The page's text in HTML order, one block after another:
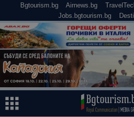
Bgtourism.bg Airnews.bg
Jobs.bgtourism.bg